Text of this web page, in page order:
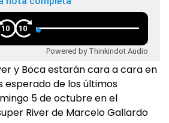
10 10
Powered by Thinkindot Audio
y Boca estarán cara a cara en
esperado de los últimos
5 de octubre en el
River de Marcelo Gallardo